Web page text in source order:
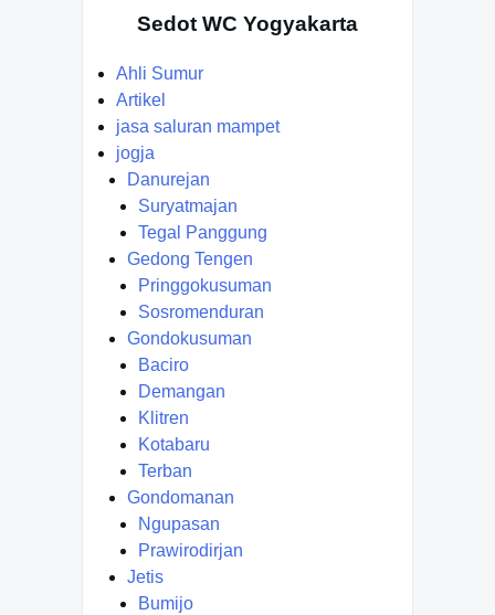
Sedot WC Yogyakarta
Ahli Sumur
Artikel
jasa saluran mampet
jogja
Danurejan
Suryatmajan
Tegal Panggung
Gedong Tengen
Pringgokusuman
Sosromenduran
Gondokusuman
Baciro
Demangan
Klitren
Kotabaru
Terban
Gondomanan
Ngupasan
Prawirodirjan
Jetis
Bumijo